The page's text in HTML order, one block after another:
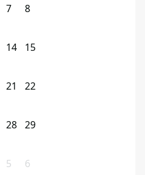
7 8
14 15
21 22
28 29
5 6